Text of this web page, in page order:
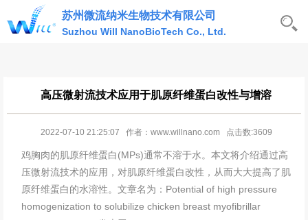
苏州微流纳米生物技术有限公司
Suzhou Will NanoBioTech Co., Ltd.
高压微射流技术应用于肌原纤维蛋白改性与增溶
2022-07-10 21:25:07 作者：www.willnano.com 点击数:3609
鸡胸肉的肌原纤维蛋白(MPs)通常不溶于水。本文将介绍通过高
压微射流技术的应用，对肌原纤维蛋白改性，从而大大提高了肌
原纤维蛋白的水溶性。文章名为：Potential of high pressure
homogenization to solubilize chicken breast myofibrillar